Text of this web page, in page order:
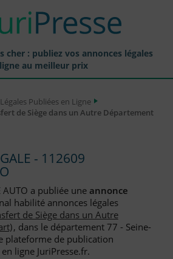
cher : publiez vos annonces légales
au meilleur prix
Annonces Légales
Publiées en Ligne
de Siège dans un Autre Département
- 112609
AUTO a publiée une annonce
habilité annonces légales
de Siège dans un Autre
, dans le département 77 - Seine-
plateforme de publication
ligne JuriPresse.fr.